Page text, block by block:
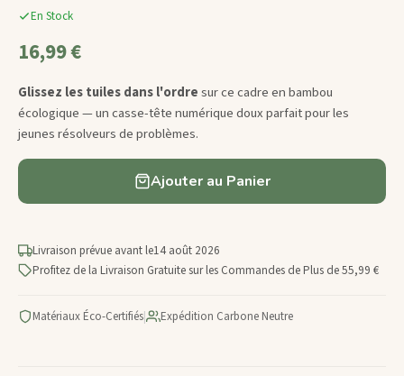
En Stock
16,99 €
Glissez les tuiles dans l'ordresur ce cadre en bambou
écologique — un casse-tête numérique doux parfait pour les
jeunes résolveurs de problèmes.
Ajouter au Panier
Livraison prévue avant le14 août 2026
Profitez de la Livraison Gratuite sur les Commandes de Plus de 55,99 €
Matériaux Éco-Certifiés| Expédition Carbone Neutre